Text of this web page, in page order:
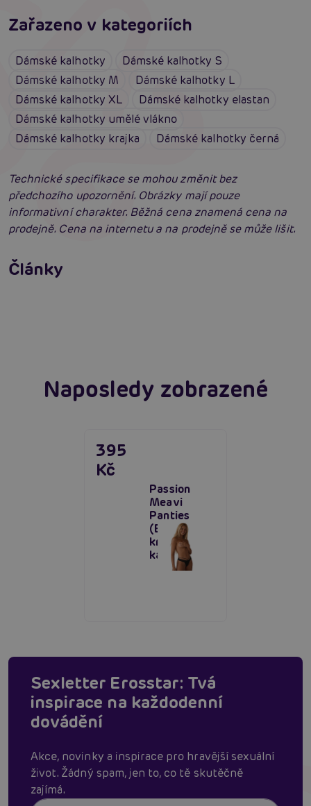
Zařazeno v kategoriích
Dámské kalhotky
Dámské kalhotky S
Dámské kalhotky M
Dámské kalhotky L
Dámské kalhotky XL
Dámské kalhotky elastan
Dámské kalhotky umělé vlákno
Dámské kalhotky krajka
Dámské kalhotky černá
Technické specifikace se mohou změnit bez
předchozího upozornění. Obrázky mají pouze
informativní charakter. Běžná cena znamená cena na
prodejně. Cena na internetu a na prodejně se může lišit.
Články
neodolatelně sexy
Číst více
Erotická inteligence: Příručka Sexiomů
Naposledy zobrazené
Passion
Meavi
Panties
(Black),
krajkové
kalhotky
395
Kč
Sexletter Erosstar: Tvá
inspirace na každodenní
dovádění
Akce, novinky a inspirace pro hravější sexuální
život. Žádný spam, jen to, co tě skutěčně
zajímá.